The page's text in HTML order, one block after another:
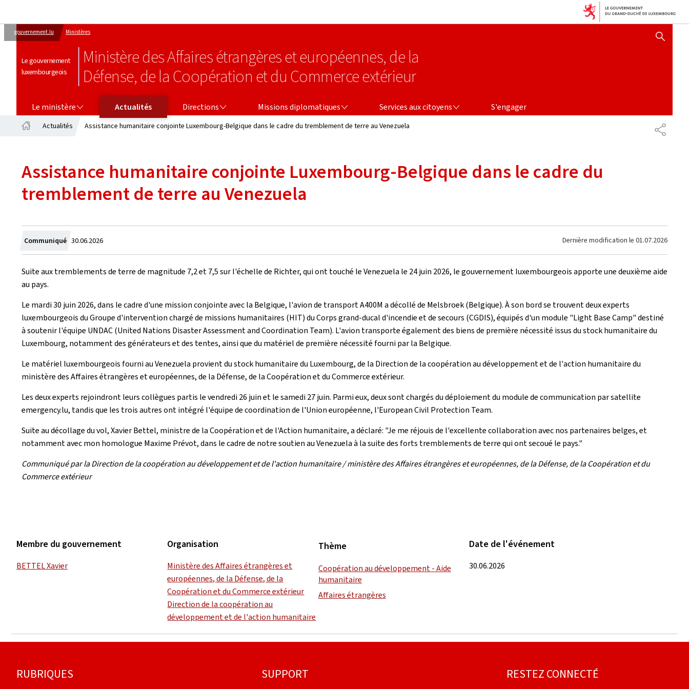
gouvernement.lu Ministères
Le gouvernement
luxembourgeois
Ministère des Affaires étrangères et européennes, de la
Défense, de la Coopération et du Commerce extérieur
AFFICHER / MASQUER
Le ministère Actualités Directions Missions diplomatiques Services aux citoyens
S'engager
Actualités Assistance humanitaire conjointe Luxembourg-Belgique dans le cadre du tremblement de terre au Venezuela
Assistance humanitaire conjointe Luxembourg-Belgique dans le cadre du
tremblement de terre au Venezuela
Communiqué Crée
le
30.06.2026 Dernière modification le 01.07.2026
Suite aux tremblements de terre de magnitude 7,2 et 7,5 sur l'échelle de Richter, qui ont touché le Venezuela le 24 juin 2026, le gouvernement luxembourgeois apporte une deuxième aide
au pays.
Le mardi 30 juin 2026, dans le cadre d'une mission conjointe avec la Belgique, l'avion de transport A400M a décollé de Melsbroek (Belgique). À son bord se trouvent deux experts
luxembourgeois du Groupe d'intervention chargé de missions humanitaires (HIT) du Corps grand-ducal d'incendie et de secours (CGDIS), équipés d'un module "Light Base Camp" destiné
à soutenir l'équipe UNDAC (United Nations Disaster Assessment and Coordination Team). L'avion transporte également des biens de première nécessité issus du stock humanitaire du
Luxembourg, notamment des générateurs et des tentes, ainsi que du matériel de première nécessité fourni par la Belgique.
Le matériel luxembourgeois fourni au Venezuela provient du stock humanitaire du Luxembourg, de la Direction de la coopération au développement et de l'action humanitaire du
ministère des Affaires étrangères et européennes, de la Défense, de la Coopération et du Commerce extérieur.
Les deux experts rejoindront leurs collègues partis le vendredi 26 juin et le samedi 27 juin. Parmi eux, deux sont chargés du déploiement du module de communication par satellite
emergency.lu, tandis que les trois autres ont intégré l'équipe de coordination de l'Union européenne, l'European Civil Protection Team.
Suite au décollage du vol, Xavier Bettel, ministre de la Coopération et de l'Action humanitaire, a déclaré: "Je me réjouis de l'excellente collaboration avec nos partenaires belges, et
notamment avec mon homologue Maxime Prévot, dans le cadre de notre soutien au Venezuela à la suite des forts tremblements de terre qui ont secoué le pays."
Communiqué par la Direction de la coopération au développement et de l'action humanitaire / ministère des Affaires étrangères et européennes, de la Défense, de la Coopération et du
Commerce extérieur
Membre du gouvernement
BETTEL Xavier
Organisation
Ministère des Affaires étrangères et
européennes, de la Défense, de la
Coopération et du Commerce extérieur
Direction de la coopération au
développement et de l'action humanitaire
Thème
Coopération au développement - Aide
humanitaire
Affaires étrangères
Date de l'événement
30.06.2026
Pied
RUBRIQUES SUPPORT RESTEZ CONNECTÉ